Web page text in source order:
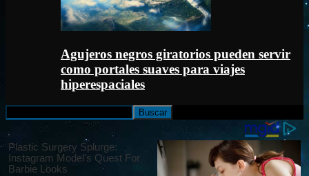
Agujeros negros giratorios pueden servir
como portales suaves para viajes
hiperespaciales